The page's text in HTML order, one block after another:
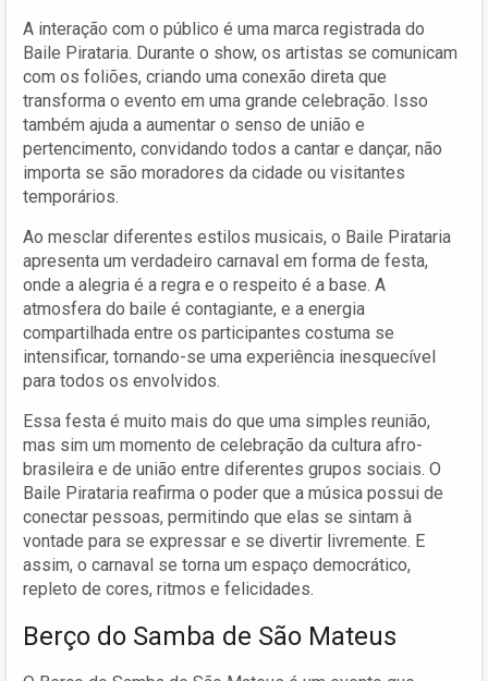
A interação com o público é uma marca registrada do
Baile Pirataria. Durante o show, os artistas se comunicam
com os foliões, criando uma conexão direta que
transforma o evento em uma grande celebração. Isso
também ajuda a aumentar o senso de união e
pertencimento, convidando todos a cantar e dançar, não
importa se são moradores da cidade ou visitantes
temporários.
Ao mesclar diferentes estilos musicais, o Baile Pirataria
apresenta um verdadeiro carnaval em forma de festa,
onde a alegria é a regra e o respeito é a base. A
atmosfera do baile é contagiante, e a energia
compartilhada entre os participantes costuma se
intensificar, tornando-se uma experiência inesquecível
para todos os envolvidos.
Essa festa é muito mais do que uma simples reunião,
mas sim um momento de celebração da cultura afro-
brasileira e de união entre diferentes grupos sociais. O
Baile Pirataria reafirma o poder que a música possui de
conectar pessoas, permitindo que elas se sintam à
vontade para se expressar e se divertir livremente. E
assim, o carnaval se torna um espaço democrático,
repleto de cores, ritmos e felicidades.
Berço do Samba de São Mateus